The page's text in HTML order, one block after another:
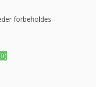
forbeholdes–